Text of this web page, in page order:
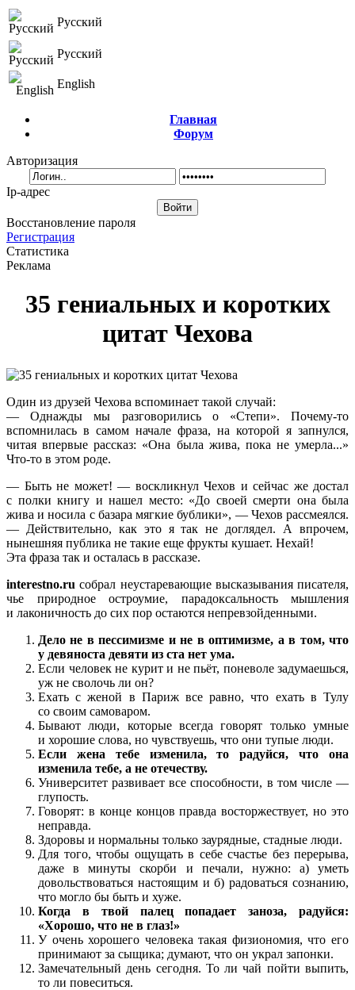
Русский
Русский
English
Главная
Форум
Авторизация
Ip-адрес
Восстановление пароля
Регистрация
Статистика
Реклама
35 гениальных и коротких
цитат Чехова
Один из друзей Чехова вспоминает такой случай:
— Однажды мы разговорились о «Степи». Почему-то
вспомнилась в самом начале фраза, на которой я запнулся,
читая впервые рассказ: «Она была жива, пока не умерла...»
Что-то в этом роде.
— Быть не может! — воскликнул Чехов и сейчас же достал
с полки книгу и нашел место: «До своей смерти она была
жива и носила с базара мягкие бублики», — Чехов рассмеялся.
— Действительно, как это я так не доглядел. А впрочем,
нынешняя публика не такие еще фрукты кушает. Нехай!
Эта фраза так и осталась в рассказе.
interestno.ru собрал неустаревающие высказывания писателя,
чье природное остроумие, парадоксальность мышления
и лаконичность до сих пор остаются непревзойденными.
Дело не в пессимизме и не в оптимизме, а в том, что
у девяноста девяти из ста нет ума.
Если человек не курит и не пьёт, поневоле задумаешься,
уж не сволочь ли он?
Ехать с женой в Париж все равно, что ехать в Тулу
со своим самоваром.
Бывают люди, которые всегда говорят только умные
и хорошие слова, но чувствуешь, что они тупые люди.
Если жена тебе изменила, то радуйся, что она
изменила тебе, а не отечеству.
Университет развивает все способности, в том числе —
глупость.
Говорят: в конце концов правда восторжествует, но это
неправда.
Здоровы и нормальны только заурядные, стадные люди.
Для того, чтобы ощущать в себе счастье без перерыва,
даже в минуты скорби и печали, нужно: а) уметь
довольствоваться настоящим и б) радоваться сознанию,
что могло бы быть и хуже.
Когда в твой палец попадает заноза, радуйся:
«Хорошо, что не в глаз!»
У очень хорошего человека такая физиономия, что его
принимают за сыщика; думают, что он украл запонки.
Замечательный день сегодня. То ли чай пойти выпить,
то ли повеситься.